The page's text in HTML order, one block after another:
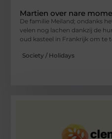
Martien over nare
De familie Meiland; ondanks
velen nog lachen dankzij de
oud kasteel in Frankrijk om te
Society / Holidays